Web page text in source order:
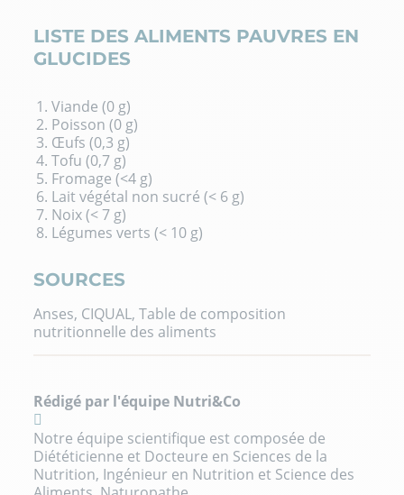
LISTE DES ALIMENTS PAUVRES EN
GLUCIDES
Viande (0 g)
Poisson (0 g)
Œufs (0,3 g)
Tofu (0,7 g)
Fromage (<4 g)
Lait végétal non sucré (< 6 g)
Noix (< 7 g)
Légumes verts (< 10 g)
SOURCES
Anses, CIQUAL,Table de composition
nutritionnelle des aliments
Rédigé par l'équipe Nutri&Co
Notre équipe scientifique est composée de
Diététicienne et Docteure en Sciences de la
Nutrition, Ingénieur en Nutrition et Science des